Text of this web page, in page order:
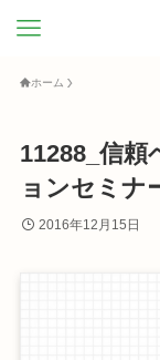
ホーム
11288_信頼
ョンセミナ
2016年12月15日